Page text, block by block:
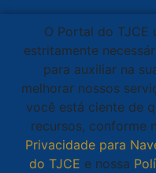
O Portal do TJCE
estritamente
para auxiliar na
melhorar nossos
você está ciente de
recursos, conforme
Privacidade para
do TJCE e nossa